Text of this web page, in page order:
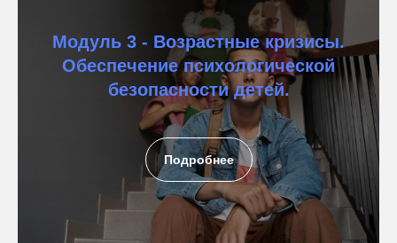
Модуль 3 - Возрастные кризисы.
Обеспечение психологической
безопасности детей.
Подробнее